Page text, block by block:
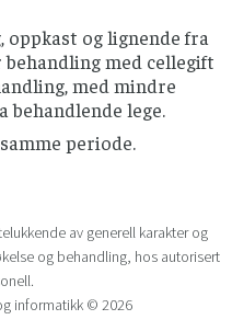
og lignende fra
med cellegift
med mindre
behandlende lege.
periode.
av generell karakter og
og behandling, hos autorisert
informatikk © 2026